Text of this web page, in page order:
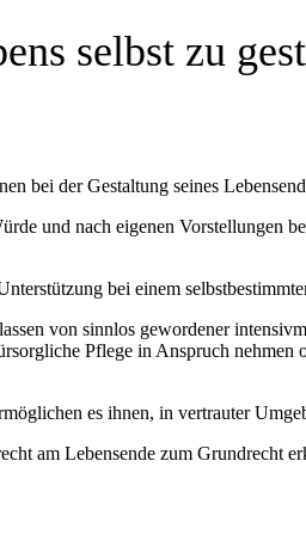
selbst zu
bei der Gestaltung seines
und nach eigenen Vorstellungen
bei einem
von sinnlos gewordener
Pflege in Anspruch
es ihnen, in vertrauter
am Lebensende zum Grundrecht